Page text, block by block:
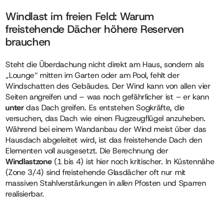
Windlast im freien Feld: Warum
freistehende Dächer höhere Reserven
brauchen
Steht die Überdachung nicht direkt am Haus, sondern als
„Lounge“ mitten im Garten oder am Pool, fehlt der
Windschatten des Gebäudes. Der Wind kann von allen vier
Seiten angreifen und – was noch gefährlicher ist – er kann
unterdas Dach greifen. Es entstehen Sogkräfte, die
versuchen, das Dach wie einen Flugzeugflügel anzuheben.
Während bei einem Wandanbau der Wind meist über das
Hausdach abgeleitet wird, ist das freistehende Dach den
Elementen voll ausgesetzt. Die Berechnung der
Windlastzone(1 bis 4) ist hier noch kritischer. In Küstennähe
(Zone 3/4) sind freistehende Glasdächer oft nur mit
massiven Stahlverstärkungen inallenPfosten und Sparren
realisierbar.